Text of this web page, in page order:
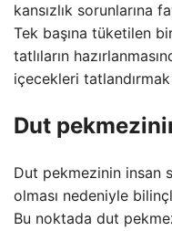
kansızlık sorunlarına
Tek başına tüketilen
tatlıların
içecekleri
Dut
Dut pekmezinin insan
olması nedeniyle
Bu noktada dut